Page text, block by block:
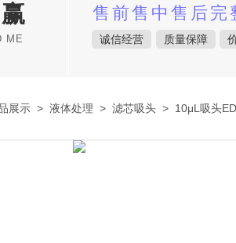
ME
售前售中售后完
诚信经营 质量保障
展示 > 液体处理 > 滤芯吸头 > 10μL吸头